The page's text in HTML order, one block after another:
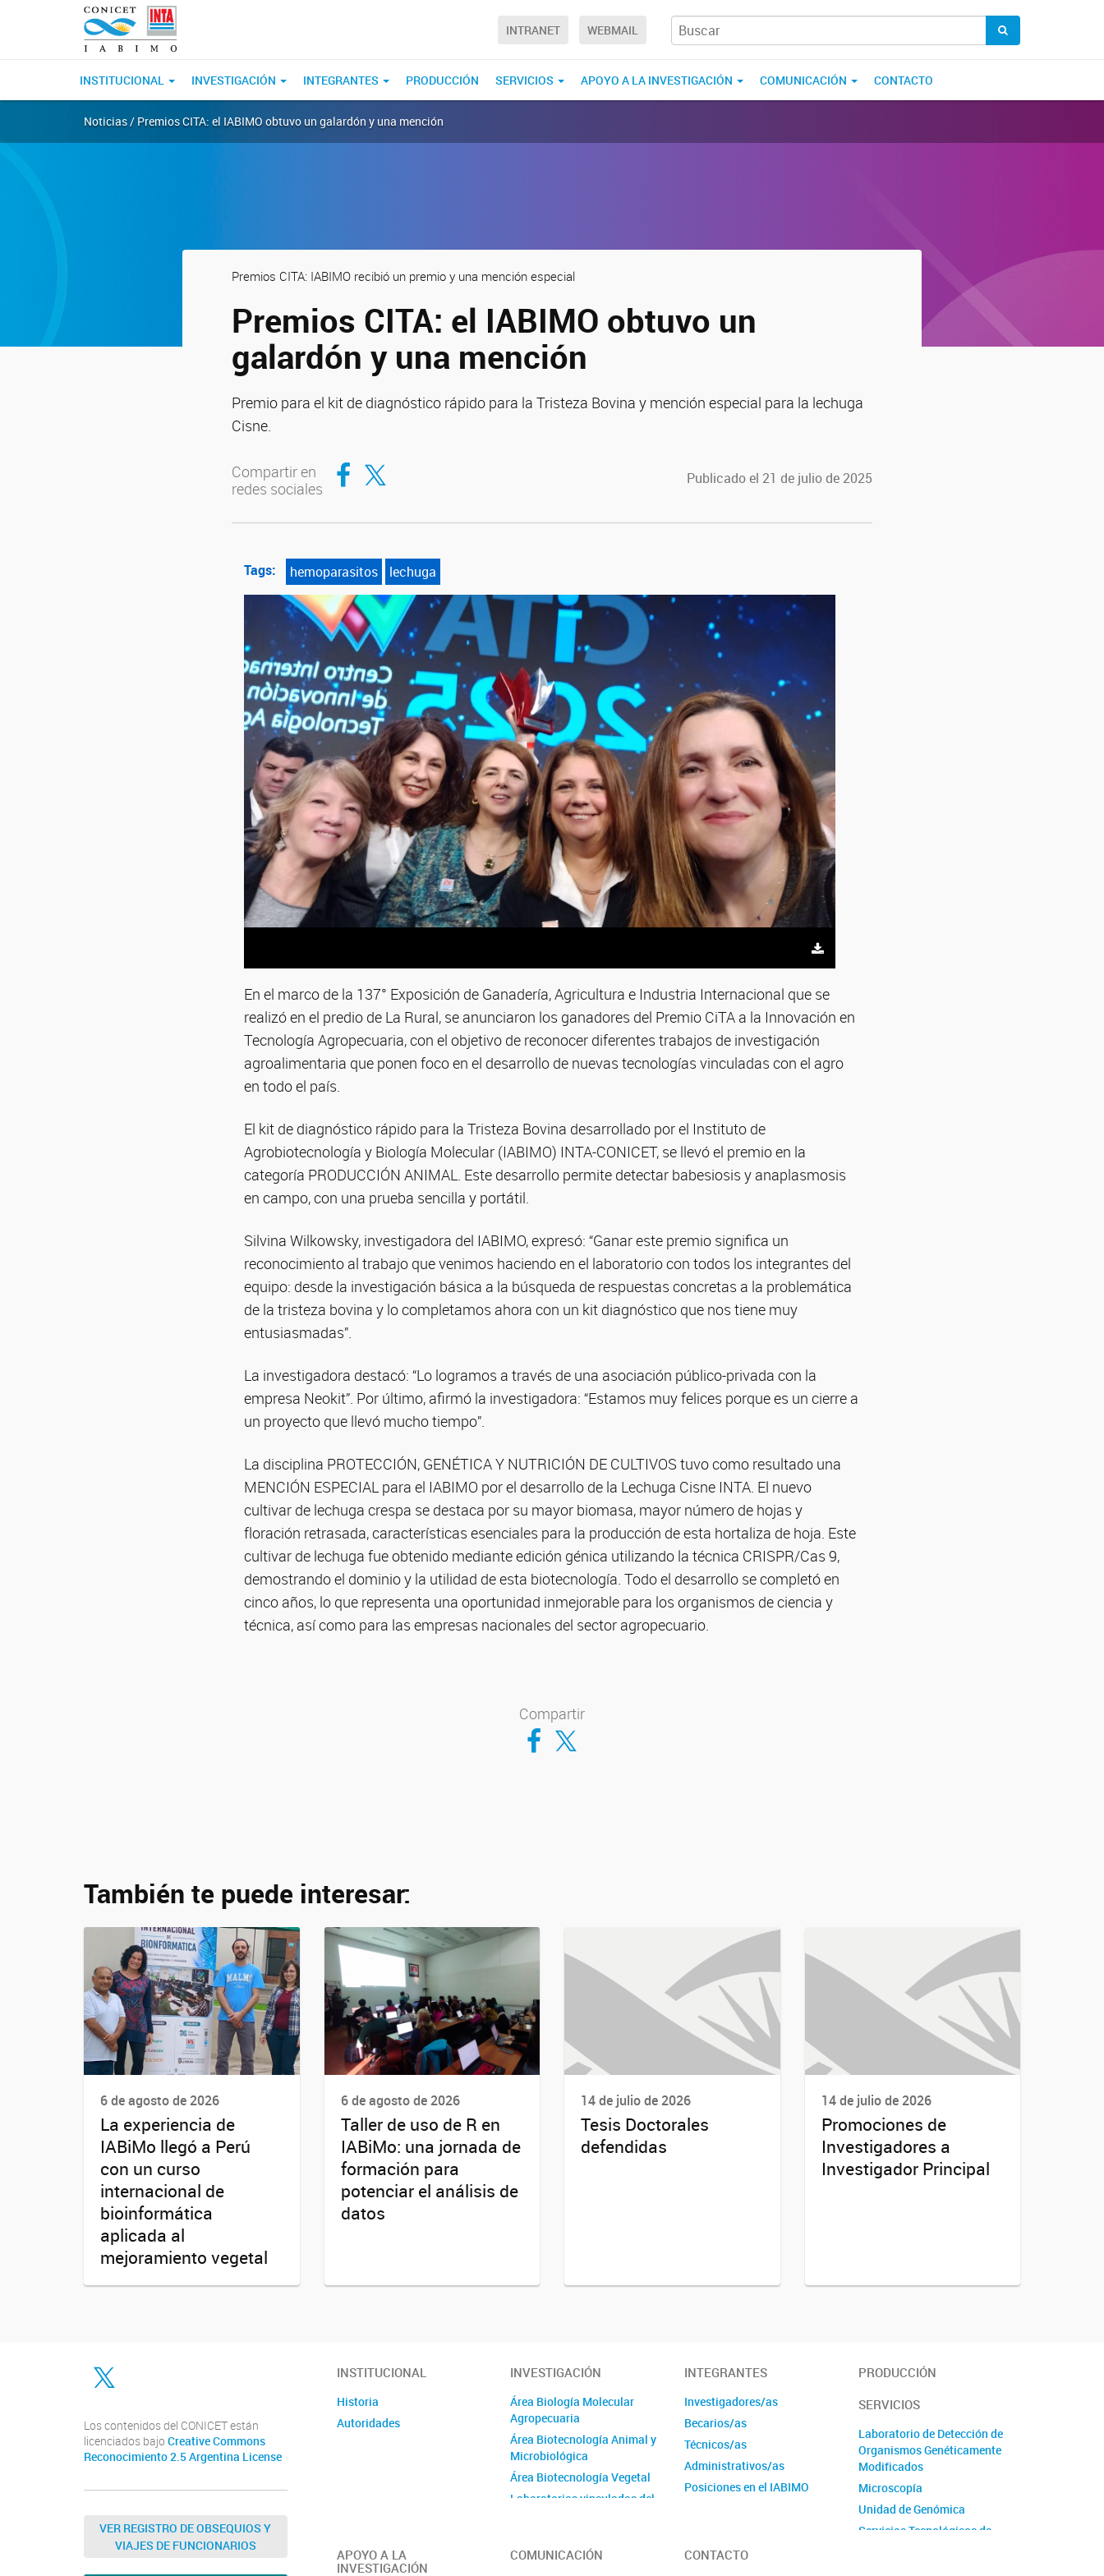
INTRANET WEBMAIL
INSTITUCIONAL INVESTIGACIÓN INTEGRANTES PRODUCCIÓN SERVICIOS APOYO A LA INVESTIGACIÓN COMUNICACIÓN CONTACTO
Noticias / Premios CITA: el IABIMO obtuvo un galardón y una mención
Premios CITA: IABIMO recibió un premio y una mención especial
Premios CITA: el IABIMO obtuvo un
galardón y una mención
Premio para el kit de diagnóstico rápido para la Tristeza Bovina y mención especial para la lechuga
Cisne.
Compartir en
redes sociales
Compartir en Facebook
Compartir en Twitter Publicado el 21 de julio de 2025
Tags: hemoparasitos lechuga
En el marco de la 137° Exposición de Ganadería, Agricultura e Industria Internacional que se
realizó en el predio de La Rural, se anunciaron los ganadores del Premio CiTA a la Innovación en
Tecnología Agropecuaria, con el objetivo de reconocer diferentes trabajos de investigación
agroalimentaria que ponen foco en el desarrollo de nuevas tecnologías vinculadas con el agro
en todo el país.
El kit de diagnóstico rápido para la Tristeza Bovina desarrollado por el Instituto de
Agrobiotecnología y Biología Molecular (IABIMO) INTA-CONICET, se llevó el premio en la
categoría PRODUCCIÓN ANIMAL. Este desarrollo permite detectar babesiosis y anaplasmosis
en campo, con una prueba sencilla y portátil.
Silvina Wilkowsky, investigadora del IABIMO, expresó: “Ganar este premio significa un
reconocimiento al trabajo que venimos haciendo en el laboratorio con todos los integrantes del
equipo: desde la investigación básica a la búsqueda de respuestas concretas a la problemática
de la tristeza bovina y lo completamos ahora con un kit diagnóstico que nos tiene muy
entusiasmadas”.
La investigadora destacó: “Lo logramos a través de una asociación público-privada con la
empresa Neokit”. Por último, afirmó la investigadora: “Estamos muy felices porque es un cierre a
un proyecto que llevó mucho tiempo”.
La disciplina PROTECCIÓN, GENÉTICA Y NUTRICIÓN DE CULTIVOS tuvo como resultado una
MENCIÓN ESPECIAL para el IABIMO por el desarrollo de la Lechuga Cisne INTA. El nuevo
cultivar de lechuga crespa se destaca por su mayor biomasa, mayor número de hojas y
floración retrasada, características esenciales para la producción de esta hortaliza de hoja. Este
cultivar de lechuga fue obtenido mediante edición génica utilizando la técnica CRISPR/Cas 9,
demostrando el dominio y la utilidad de esta biotecnología. Todo el desarrollo se completó en
cinco años, lo que representa una oportunidad inmejorable para los organismos de ciencia y
técnica, así como para las empresas nacionales del sector agropecuario.
Compartir
Compartir en Facebook
Compartir en Twitter
También te puede interesar:
6 de agosto de 2026
La experiencia de
IABiMo llegó a Perú
con un curso
internacional de
bioinformática
aplicada al
mejoramiento vegetal
6 de agosto de 2026
Taller de uso de R en
IABiMo: una jornada de
formación para
potenciar el análisis de
datos
14 de julio de 2026
Tesis Doctorales
defendidas
14 de julio de 2026
Promociones de
Investigadores a
Investigador Principal
Twitter
Los contenidos del CONICET están
licenciados bajo Creative Commons
Reconocimiento 2.5 Argentina License
VER REGISTRO DE OBSEQUIOS Y
VIAJES DE FUNCIONARIOS
INSTITUCIONAL
Historia
Autoridades
INVESTIGACIÓN
Área Biología Molecular
Agropecuaria
Área Biotecnología Animal y
Microbiológica
Área Biotecnología Vegetal
Laboratorios vinculados del
Laboratorios vinculados del
INTEGRANTES
Investigadores/as
Becarios/as
Técnicos/as
Administrativos/as
Posiciones en el IABIMO
PRODUCCIÓN
SERVICIOS
Laboratorio de Detección de
Organismos Genéticamente
Modificados
Microscopía
Unidad de Genómica
Servicios Tecnológicos de
APOYO A LA
INVESTIGACIÓN
COMUNICACIÓN CONTACTO